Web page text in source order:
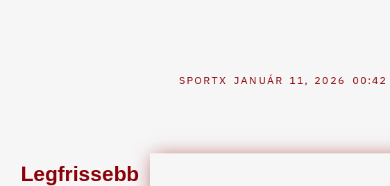
SPORTX JANUÁR 11, 2026 00:42
Legfrissebb